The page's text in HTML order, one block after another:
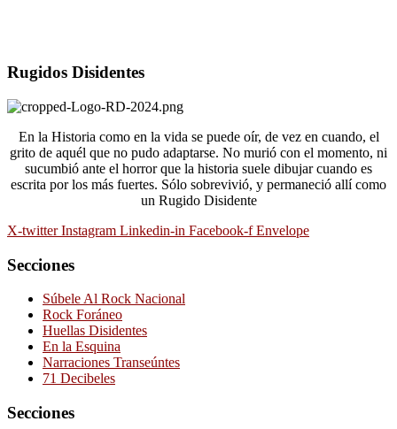
Rugidos Disidentes
En la Historia como en la vida se puede oír, de vez en cuando, el
grito de aquél que no pudo adaptarse. No murió con el momento, ni
sucumbió ante el horror que la historia suele dibujar cuando es
escrita por los más fuertes. Sólo sobrevivió, y permaneció allí como
un Rugido Disidente
X-twitter Instagram Linkedin-in Facebook-f Envelope
Secciones
Súbele Al Rock Nacional
Rock Foráneo
Huellas Disidentes
En la Esquina
Narraciones Transeúntes
71 Decibeles
Secciones